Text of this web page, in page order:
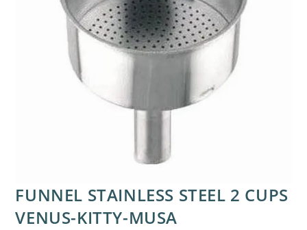
FUNNEL STAINLESS STEEL 2 CUPS
VENUS-KITTY-MUSA